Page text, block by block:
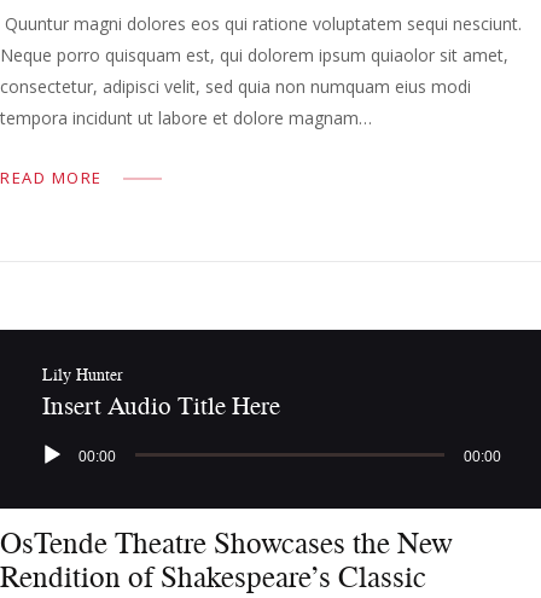
Quuntur magni dolores eos qui ratione voluptatem sequi nesciunt.
Neque porro quisquam est, qui dolorem ipsum quiaolor sit amet,
consectetur, adipisci velit, sed quia non numquam eius modi
tempora incidunt ut labore et dolore magnam…
READ MORE
Lily Hunter
Insert Audio Title Here
Audio
00:00 00:00
OsTende Theatre Showcases the New
Rendition of Shakespeare’s Classic